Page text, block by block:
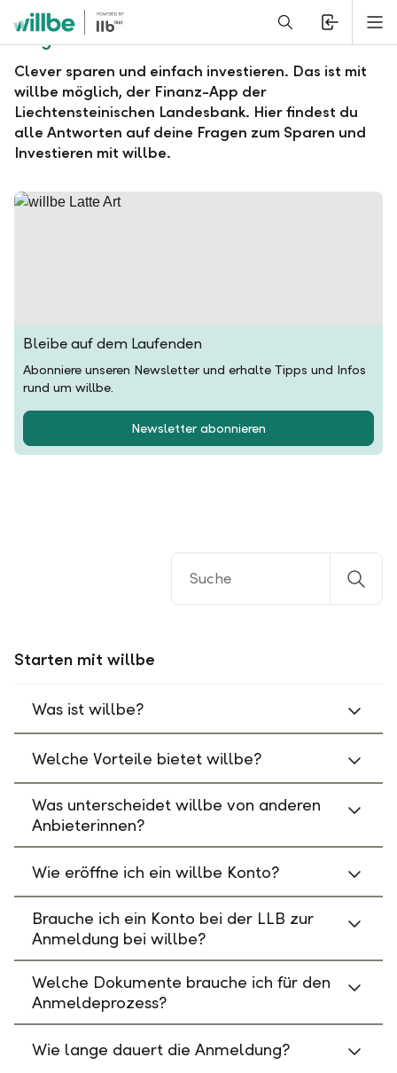
Alerts.Headline
Fragen und Antworten zu willbe
Clever sparen und einfach investieren. Das ist mit
willbe möglich, der Finanz-App der
Liechtensteinischen Landesbank. Hier findest du
alle Antworten auf deine Fragen zum Sparen und
Investieren mit willbe.
Bleibe auf dem Laufenden
Abonniere unseren Newsletter und erhalte Tipps und Infos
rund um willbe.
Newsletter abonnieren
Starten mit willbe
Was ist willbe?
Welche Vorteile bietet willbe?
Was unterscheidet willbe von anderen
Anbieterinnen?
Wie eröffne ich ein willbe Konto?
Brauche ich ein Konto bei der LLB zur
Anmeldung bei willbe?
Welche Dokumente brauche ich für den
Anmeldeprozess?
Wie lange dauert die Anmeldung?